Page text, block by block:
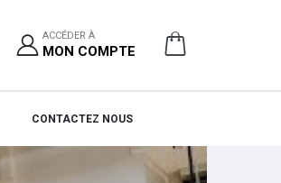
ACCÉDER À
MON COMPTE
CONTACTEZ NOUS